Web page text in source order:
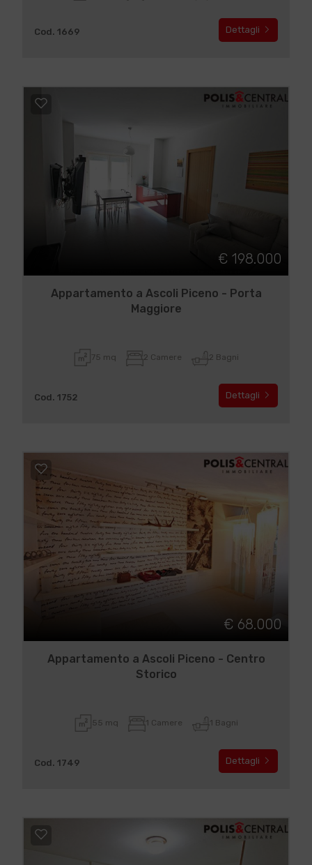
Cod. 1669 Dettagli
€ 198.000
Appartamento a Ascoli Piceno - Porta
Maggiore
75 mq 2 Camere 2 Bagni
Cod. 1752 Dettagli
€ 68.000
Appartamento a Ascoli Piceno - Centro
Storico
55 mq 1 Camere 1 Bagni
Cod. 1749 Dettagli